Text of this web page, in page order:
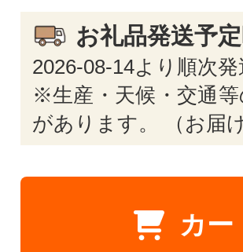
お礼品発送予
2026-08-14より順次発
※生産・天候・交通
があります。 （お届
カー